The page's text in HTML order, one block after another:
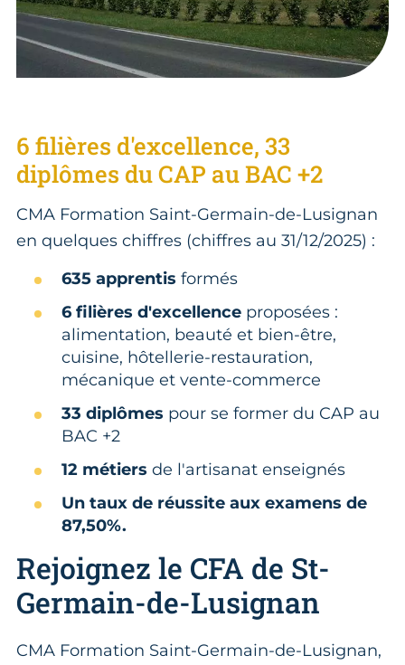
6 filières d'excellence, 33
diplômes du CAP au BAC +2
CMA Formation Saint-Germain-de-Lusignan
en quelques chiffres (chiffres au 31/12/2025) :
635 apprentis formés
6 filières d'excellence proposées :
alimentation, beauté et bien-être,
cuisine, hôtellerie-restauration,
mécanique et vente-commerce
33 diplômes pour se former du CAP au
BAC +2
12 métiers de l'artisanat enseignés
Un taux de réussite aux examens de
87,50%.
Rejoignez le CFA de St-
Germain-de-Lusignan
CMA Formation Saint-Germain-de-Lusignan,